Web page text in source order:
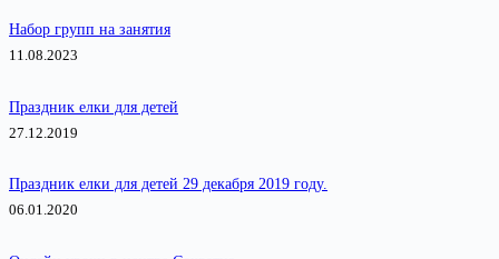
Набор групп на занятия
11.08.2023
Праздник елки для детей
27.12.2019
Праздник елки для детей 29 декабря 2019 году.
06.01.2020